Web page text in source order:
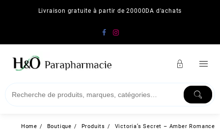
Livraison gratuite à partir de 20000DA d'achats
Home Boutique Produits
Victoria’s Secret – Amber Romance